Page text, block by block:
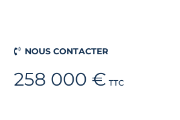
NOUS CONTACTER
258 000 € TTC